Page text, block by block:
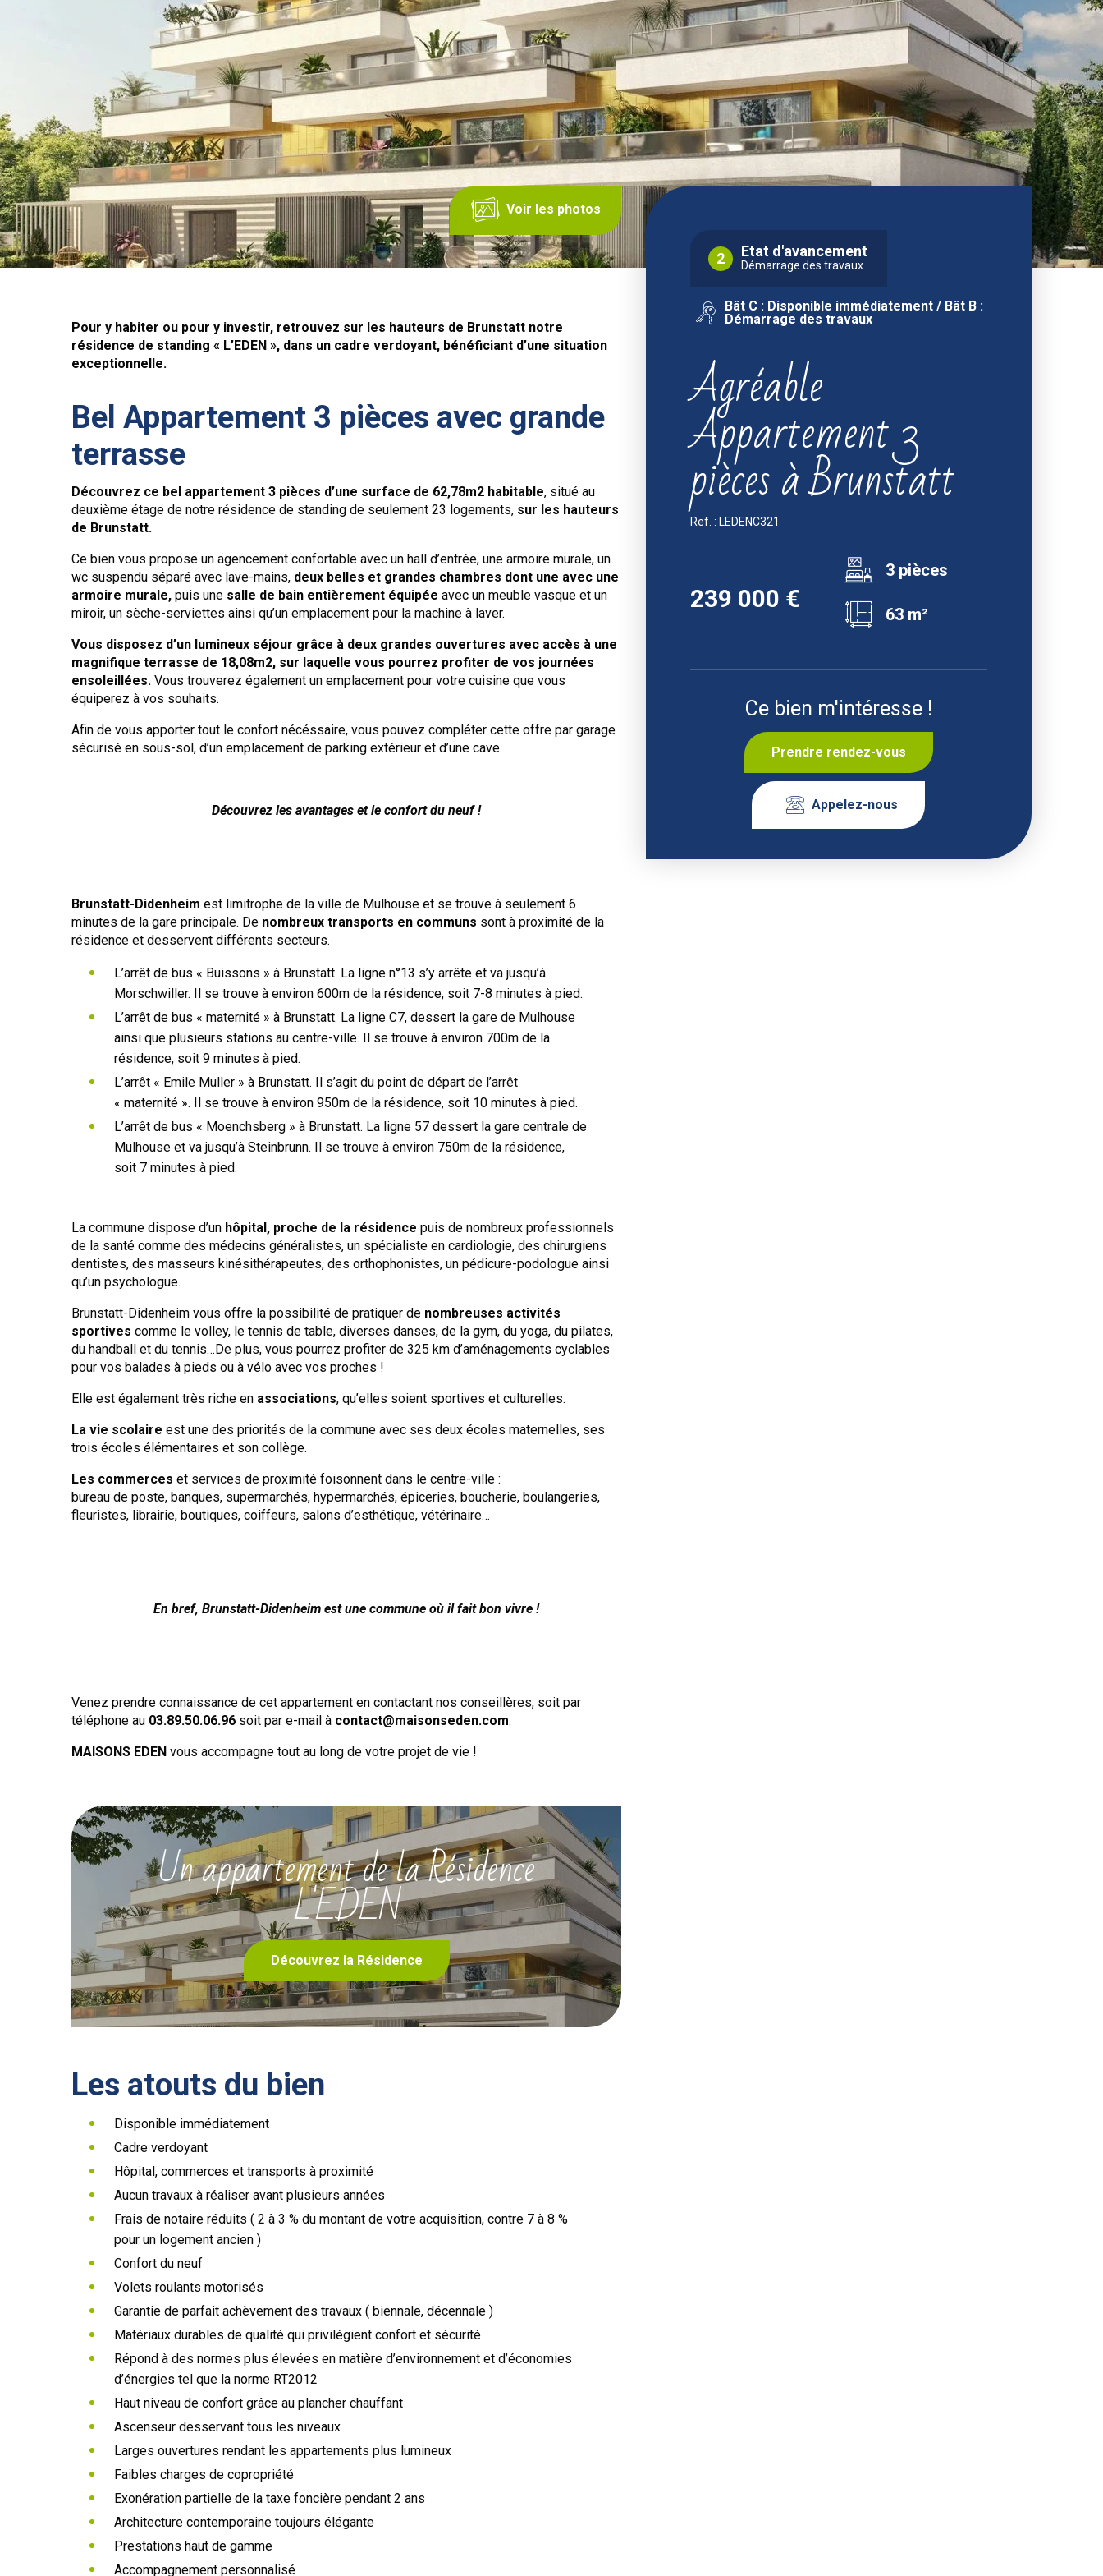
Voir les photos
2 Etat d'avancement
Démarrage des travaux
Bât C : Disponible immédiatement / Bât B :
Démarrage des travaux
Agréable
Appartement 3
pièces à Brunstatt
Ref. : LEDENC321
239 000 €
3 pièces
63 m²
Ce bien m'intéresse !
Prendre rendez-vous
Appelez-nous
Pour y habiter ou pour y investir, retrouvez sur les hauteurs de Brunstatt notre
résidence de standing « L’EDEN », dans un cadre verdoyant, bénéficiant d’une situation
exceptionnelle.
Bel Appartement 3 pièces avec grande
terrasse
Découvrez ce bel appartement 3 pièces d’une surface de 62,78m2 habitable, situé au
deuxième étage de notre résidence de standing de seulement 23 logements, sur les hauteurs
de Brunstatt.
Ce bien vous propose un agencement confortable avec un hall d’entrée, une armoire murale, un
wc suspendu séparé avec lave-mains, deux belles et grandes chambres dont une avec une
armoire murale, puis une salle de bain entièrement équipée avec un meuble vasque et un
miroir, un sèche-serviettes ainsi qu’un emplacement pour la machine à laver.
Vous disposez d’un lumineux séjour grâce à deux grandes ouvertures avec accès à une
magnifique terrasse de 18,08m2, sur laquelle vous pourrez profiter de vos journées
ensoleillées. Vous trouverez également un emplacement pour votre cuisine que vous
équiperez à vos souhaits.
Afin de vous apporter tout le confort nécéssaire, vous pouvez compléter cette offre par garage
sécurisé en sous-sol, d’un emplacement de parking extérieur et d’une cave.
Découvrez les avantages et le confort du neuf !
Brunstatt-Didenheim est limitrophe de la ville de Mulhouse et se trouve à seulement 6
minutes de la gare principale. De nombreux transports en communs sont à proximité de la
résidence et desservent différents secteurs.
L’arrêt de bus « Buissons » à Brunstatt. La ligne n°13 s’y arrête et va jusqu’à
Morschwiller. Il se trouve à environ 600m de la résidence, soit 7-8 minutes à pied.
L’arrêt de bus « maternité » à Brunstatt. La ligne C7, dessert la gare de Mulhouse
ainsi que plusieurs stations au centre-ville. Il se trouve à environ 700m de la
résidence, soit 9 minutes à pied.
L’arrêt « Emile Muller » à Brunstatt. Il s’agit du point de départ de l’arrêt
« maternité ». Il se trouve à environ 950m de la résidence, soit 10 minutes à pied.
L’arrêt de bus « Moenchsberg » à Brunstatt. La ligne 57 dessert la gare centrale de
Mulhouse et va jusqu’à Steinbrunn. Il se trouve à environ 750m de la résidence,
soit 7 minutes à pied.
La commune dispose d’un hôpital, proche de la résidence puis de nombreux professionnels
de la santé comme des médecins généralistes, un spécialiste en cardiologie, des chirurgiens
dentistes, des masseurs kinésithérapeutes, des orthophonistes, un pédicure-podologue ainsi
qu’un psychologue.
Brunstatt-Didenheim vous offre la possibilité de pratiquer de nombreuses activités
sportives comme le volley, le tennis de table, diverses danses, de la gym, du yoga, du pilates,
du handball et du tennis…De plus, vous pourrez profiter de 325 km d’aménagements cyclables
pour vos balades à pieds ou à vélo avec vos proches !
Elle est également très riche en associations, qu’elles soient sportives et culturelles.
La vie scolaire est une des priorités de la commune avec ses deux écoles maternelles, ses
trois écoles élémentaires et son collège.
Les commerces et services de proximité foisonnent dans le centre-ville :
bureau de poste, banques, supermarchés, hypermarchés, épiceries, boucherie, boulangeries,
fleuristes, librairie, boutiques, coiffeurs, salons d’esthétique, vétérinaire…
En bref, Brunstatt-Didenheim est une commune où il fait bon vivre !
Venez prendre connaissance de cet appartement en contactant nos conseillères, soit par
téléphone au 03.89.50.06.96 soit par e-mail à contact@maisonseden.com.
MAISONS EDEN vous accompagne tout au long de votre projet de vie !
Un appartement de la Résidence
L'EDEN
Découvrez la Résidence
Les atouts du bien
Disponible immédiatement
Cadre verdoyant
Hôpital, commerces et transports à proximité
Aucun travaux à réaliser avant plusieurs années
Frais de notaire réduits ( 2 à 3 % du montant de votre acquisition, contre 7 à 8 %
pour un logement ancien )
Confort du neuf
Volets roulants motorisés
Garantie de parfait achèvement des travaux ( biennale, décennale )
Matériaux durables de qualité qui privilégient confort et sécurité
Répond à des normes plus élevées en matière d’environnement et d’économies
d’énergies tel que la norme RT2012
Haut niveau de confort grâce au plancher chauffant
Ascenseur desservant tous les niveaux
Larges ouvertures rendant les appartements plus lumineux
Faibles charges de copropriété
Exonération partielle de la taxe foncière pendant 2 ans
Architecture contemporaine toujours élégante
Prestations haut de gamme
Accompagnement personnalisé